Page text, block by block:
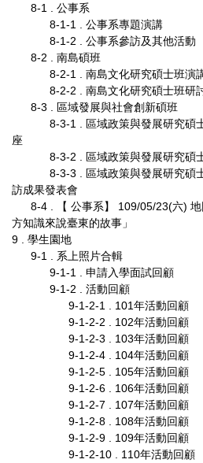
8-1 . 公事系
8-1-1 . 公事系專題演講
8-1-2 . 公事系參訪及其他活動
8-2 . 南島碩班
8-2-1 . 南島文化研究碩士班演
8-2-2 . 南島文化研究碩士班研
8-3 . 區域發展與社會創新碩班
8-3-1 . 區域政策與發展研究碩
座
8-3-2 . 區域政策與發展研究碩
8-3-3 . 區域政策與發展研究碩
訪成果發表會
8-4 . 【 公事系】 109/05/23(六)
方知識來說臺東的故事」
9 . 學生園地
9-1 . 系上照片合輯
9-1-1 . 申請入學面試回顧
9-1-2 . 活動回顧
9-1-2-1 . 101年活動回顧
9-1-2-2 . 102年活動回顧
9-1-2-3 . 103年活動回顧
9-1-2-4 . 104年活動回顧
9-1-2-5 . 105年活動回顧
9-1-2-6 . 106年活動回顧
9-1-2-7 . 107年活動回顧
9-1-2-8 . 108年活動回顧
9-1-2-9 . 109年活動回顧
9-1-2-10 . 110年活動回顧